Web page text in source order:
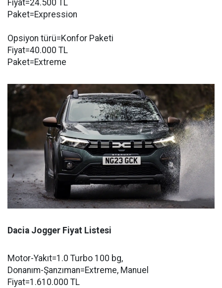
Fiyat=24.500 TL
Paket=Expression
Opsiyon türü=Konfor Paketi
Fiyat=40.000 TL
Paket=Extreme
Dacia Jogger Fiyat Listesi
Motor-Yakıt=1.0 Turbo 100 bg,
Donanım-Şanzıman=Extreme, Manuel
Fiyat=1.610.000 TL